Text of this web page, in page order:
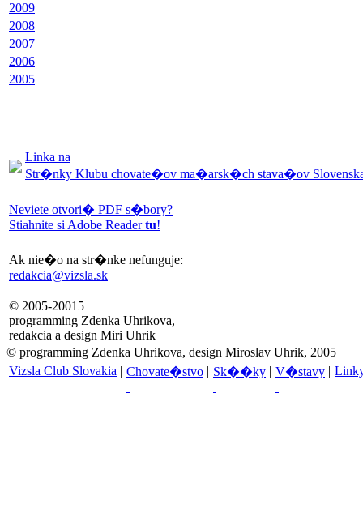
2009
2008
2007
2006
2005
Linka na
Str�nky Klubu chovate�ov ma�arsk�ch stava�ov
Neviete otvori� PDF s�bory?
Stiahnite si Adobe Readertu!
Ak nie�o na str�nke nefunguje:
redakcia@vizsla.sk
© 2005-20015
programming Zdenka Uhrikova,
redakcia a design Miri Uhrik
© programming Zdenka Uhrikova, design Miroslav Uhrik, 2005
Vizsla Club Slovakia | Chovate�stvo | Sk��ky | V�stavy |